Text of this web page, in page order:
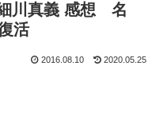
川真義 感想 名
活
2016.08.10 2020.05.25